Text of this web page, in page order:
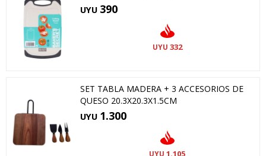
UYU 390
UYU 332
SET TABLA MADERA + 3 ACCESORIOS DE
QUESO 20.3X20.3X1.5CM
UYU 1.300
UYU 1.105